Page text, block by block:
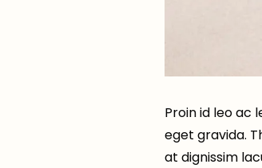
Proin id leo ac
eget gravida.
at dignissim